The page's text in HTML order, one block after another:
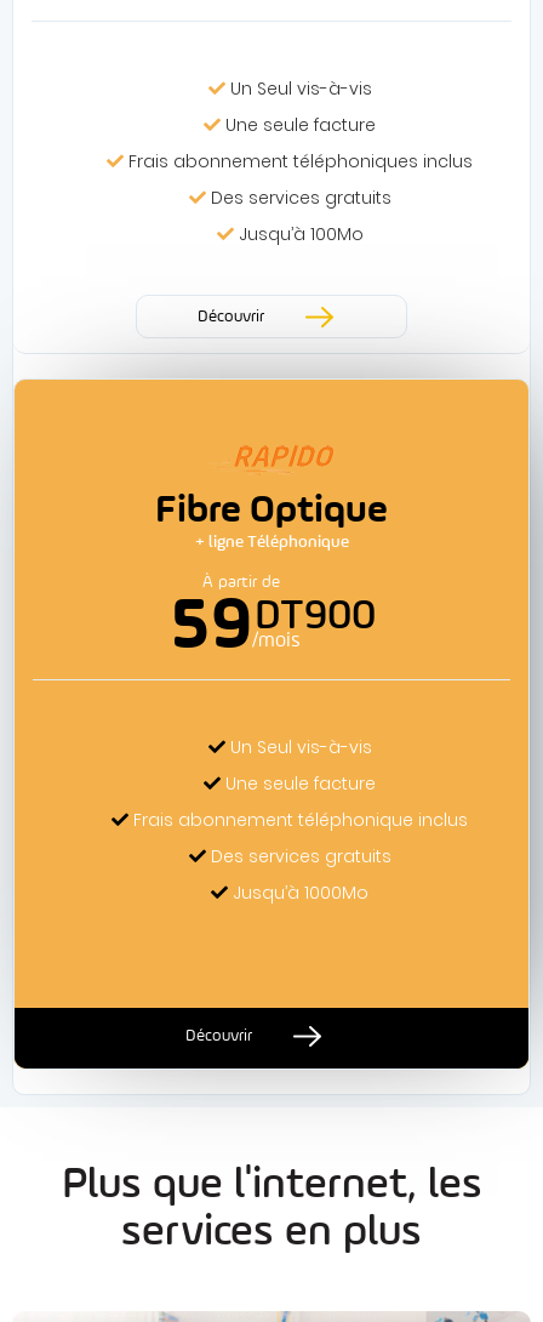
Un Seul vis-à-vis
Une seule facture
Frais abonnement téléphoniques inclus
Des services gratuits
Jusqu’à 100Mo
Découvrir
Fibre Optique
+ ligne Téléphonique
À partir de
59/mois
DT900
Un Seul vis-à-vis
Une seule facture
Frais abonnement téléphonique inclus
Des services gratuits
Jusqu’à 1000Mo
Découvrir
Plus que l'internet, les
services en plus